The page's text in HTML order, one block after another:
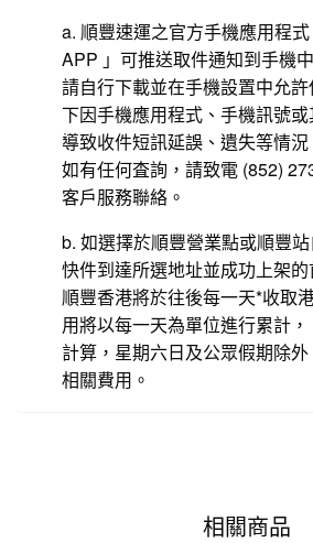
a. 順豐速運之官方手機應用程
APP 」可推送取件通知到手機
請自行下載並在手機設置中允
下因手機應用程式、手機訊號
導致收件短訊延誤、遺失等情
如有任何査詢，請致電 (852)
客戶服務聯絡。
b. 如選擇於順豐營業點或順豐
快件到達所選地址並成功上架的
順豐香港將於往後每一天*收取
用將以每一天為單位進行累計
計算，星期六日及公眾假期除
相關費用。
相關商品